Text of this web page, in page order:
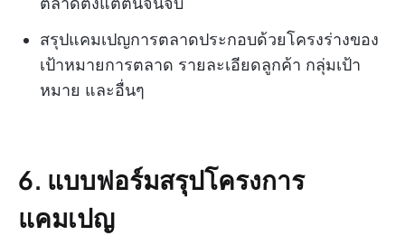
สรุปแคมเปญการตลาดประกอบด้วยโครงร่างของ
เป้าหมายการตลาด รายละเอียดลูกค้า กลุ่มเป้า
หมาย และอื่นๆ
6. แบบฟอร์มสรุปโครงการ
แคมเปญ